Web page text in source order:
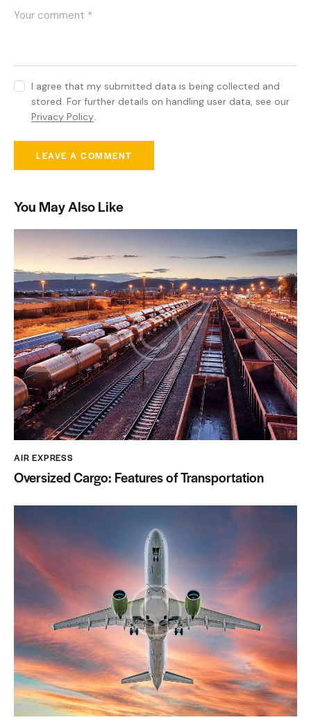
I agree that my submitted data is being collected and
stored. For further details on handling user data, see our
Privacy Policy.
You May Also Like
AIR EXPRESS
Oversized Cargo: Features of Transportation